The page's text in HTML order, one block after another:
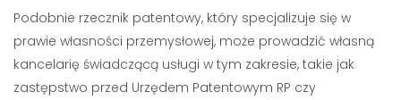
Podobnie rzecznik patentowy, który specjalizuje się w
prawie własności przemysłowej, może prowadzić własną
kancelarię świadczącą usługi w tym zakresie, takie jak
zastępstwo przed Urzędem Patentowym RP czy